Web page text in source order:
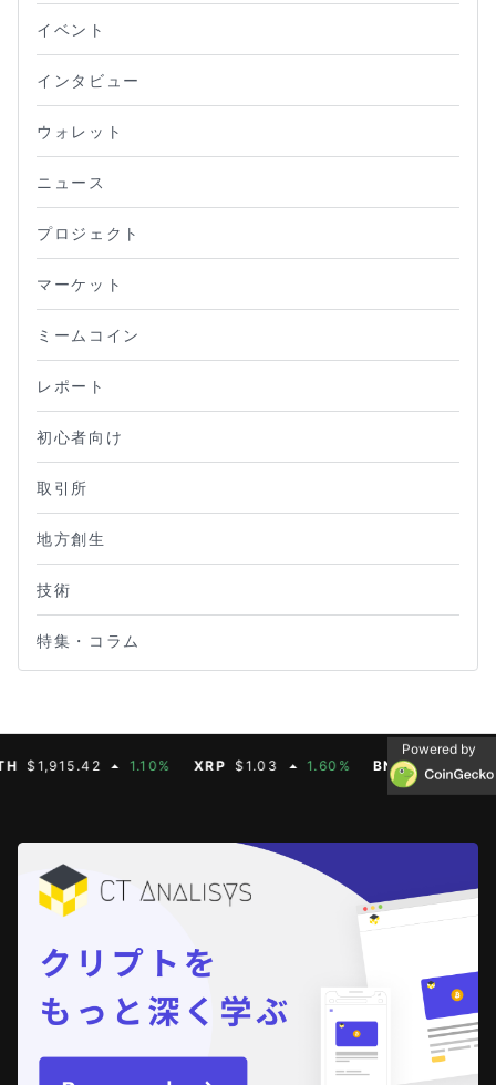
イベント
インタビュー
ウォレット
ニュース
プロジェクト
マーケット
ミームコイン
レポート
初心者向け
取引所
地方創生
技術
特集・コラム
1.10% XRP $1.03 1.60% BNB $592.88
Powered by